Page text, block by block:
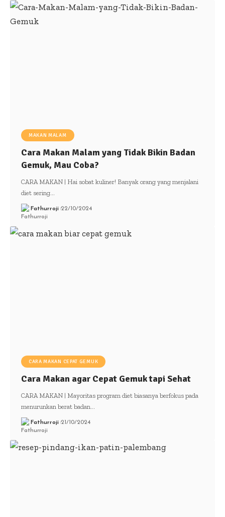
MAKAN MALAM
Cara Makan Malam yang Tidak Bikin Badan
Gemuk, Mau Coba?
CARA MAKAN | Hai sobat kuliner! Banyak orang yang menjalani
diet sering…
Fathurroji 22/10/2024
CARA MAKAN CEPAT GEMUK
Cara Makan agar Cepat Gemuk tapi Sehat
CARA MAKAN | Mayoritas program diet biasanya berfokus pada
menurunkan berat badan…
Fathurroji 21/10/2024